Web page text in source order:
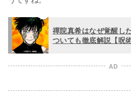
禪院真希はなぜ覚醒し
ついても徹底解説【呪
AD